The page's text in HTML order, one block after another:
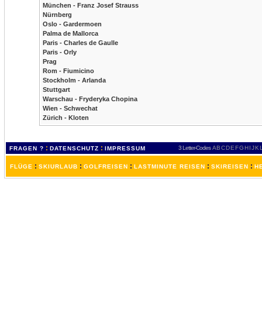
München - Franz Josef Strauss
Nürnberg
Oslo - Gardermoen
Palma de Mallorca
Paris - Charles de Gaulle
Paris - Orly
Prag
Rom - Fiumicino
Stockholm - Arlanda
Stuttgart
Warschau - Fryderyka Chopina
Wien - Schwechat
Zürich - Kloten
FRAGEN ? : DATENSCHUTZ : IMPRESSUM 3 Letter-Codes ABCDEFGH IJKL
FLÜGE : SKIURLAUB : GOLFREISEN : LASTMINUTE REISEN : SKIREISEN :